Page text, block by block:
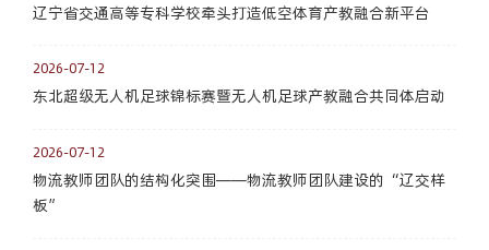
辽宁省交通高等专科学校牵头打造低空体育产教融合新平台
2026-07-12
东北超级无人机足球锦标赛暨无人机足球产教融合共同体启动
2026-07-12
物流教师团队的结构化突围——物流教师团队建设的“辽交样
板”